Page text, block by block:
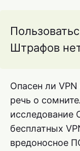
Штрафов
Опасен ли
речь о
исследование
бесплатных
вредоносное